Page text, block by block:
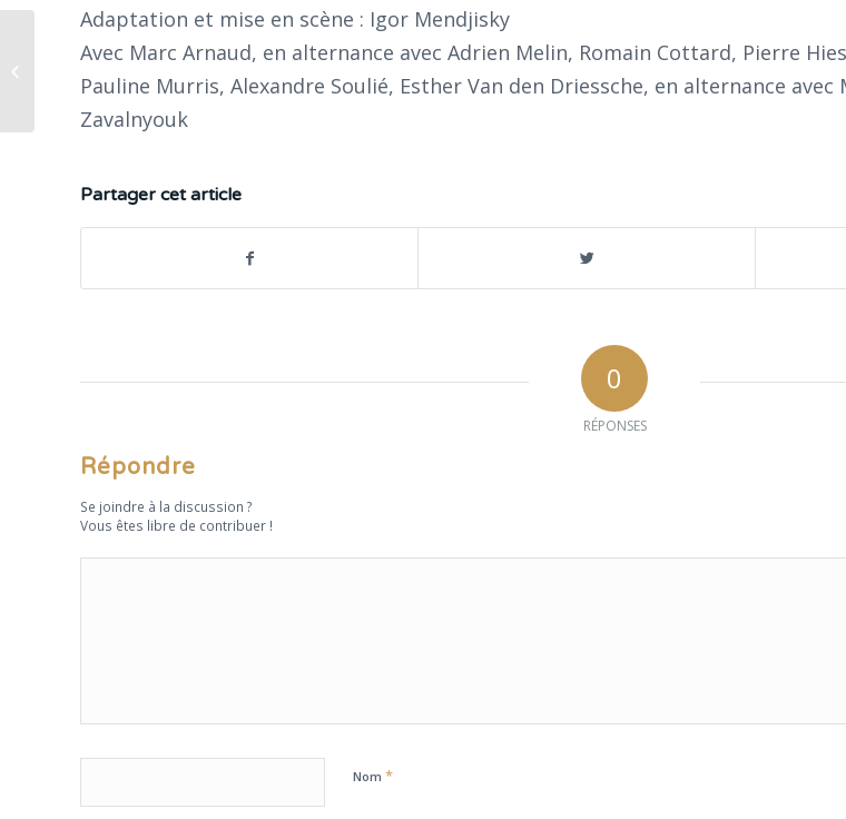
Adaptation et mise en scène : Igor Mendjisky
Avec Marc Arnaud, en alternance avec Adrien Melin, Romain Cottard, Pierre
Pauline Murris, Alexandre Soulié, Esther Van den Driessche, en alternance
Zavalnyouk
Partager cet article
0
RÉPONSES
Répondre
Se joindre à la discussion ?
Vous êtes libre de contribuer !
Nom *
L’Avare, version
Lagarde